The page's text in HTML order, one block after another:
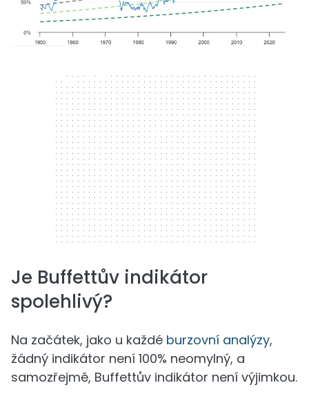
300 x 250
Je Buffettův indikátor
spolehlivý?
Na začátek, jako u každé burzovní analýzy,
žádný indikátor není 100% neomylný, a
samozřejmě, Buffettův indikátor není výjimkou.